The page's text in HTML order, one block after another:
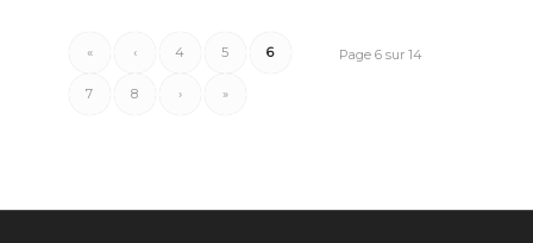
Page 6 sur 14
« ‹ 4 5 6
7 8 › »